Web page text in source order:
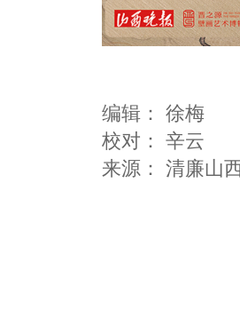
编辑： 徐梅
校对： 辛云